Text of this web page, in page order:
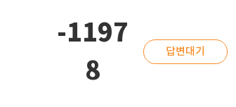
-1197
8
답변대기